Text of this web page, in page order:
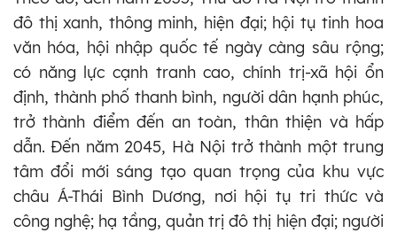
đô thị xanh, thông minh, hiện đại; hội tụ tinh hoa
văn hóa, hội nhập quốc tế ngày càng sâu rộng;
có năng lực cạnh tranh cao, chính trị-xã hội ổn
định, thành phố thanh bình, người dân hạnh phúc,
trở thành điểm đến an toàn, thân thiện và hấp
dẫn. Đến năm 2045, Hà Nội trở thành một trung
tâm đổi mới sáng tạo quan trọng của khu vực
châu Á-Thái Bình Dương, nơi hội tụ tri thức và
công nghệ; hạ tầng, quản trị đô thị hiện đại; người